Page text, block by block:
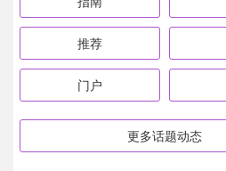
推荐
门户
更多话题动态